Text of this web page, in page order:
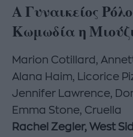
Α Γυναικείος
Κωμωδία η
Marion Cotillard,
Alana Haim, Licorice
Jennifer Lawrence,
Emma Stone, Cruella
Rachel Zegler, West